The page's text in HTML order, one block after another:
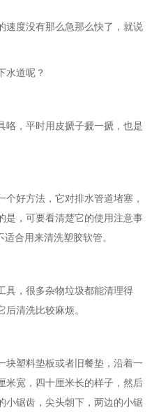
速度没有那么急那么快了，就说
水道呢？
咯，平时用皮搋子搋一搋，也是
个好方法，它对排水管道堵塞，
是，可要看清楚它的使用注意事
合用来清洗塑胶软管。
具，很多杂物垃圾都能清理得
清洗比较麻烦。
块塑料垫板或者旧餐垫，沿着一
米宽，四十厘米长的样子，然后
小锯齿，尖头朝下，两边的小锯